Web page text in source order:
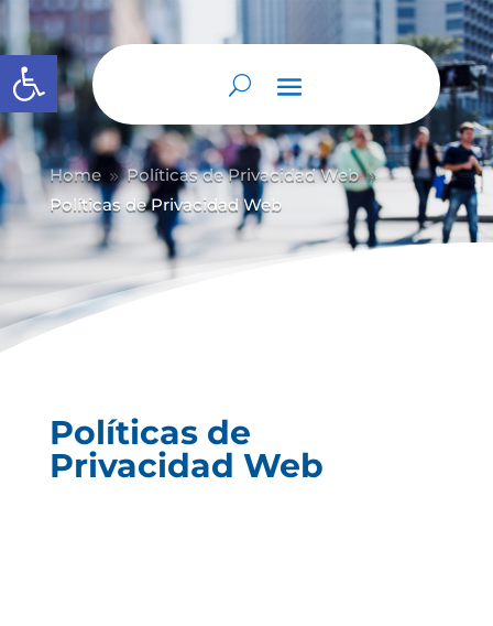
Abrir barra de herramientas
Home 9 Políticas de Privacidad Web 9
Políticas de Privacidad Web
Políticas de
Privacidad Web